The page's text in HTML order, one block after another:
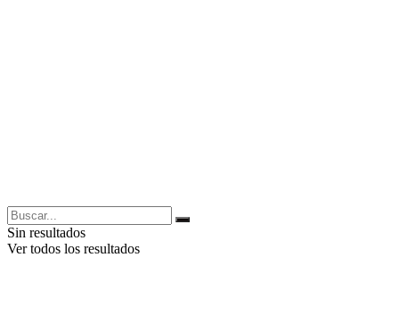
Sin resultados
Ver todos los resultados